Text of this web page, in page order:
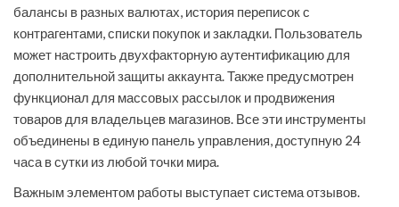
балансы в разных валютах, история переписок с
контрагентами, списки покупок и закладки. Пользователь
может настроить двухфакторную аутентификацию для
дополнительной защиты аккаунта. Также предусмотрен
функционал для массовых рассылок и продвижения
товаров для владельцев магазинов. Все эти инструменты
объединены в единую панель управления, доступную 24
часа в сутки из любой точки мира.
Важным элементом работы выступает система отзывов.